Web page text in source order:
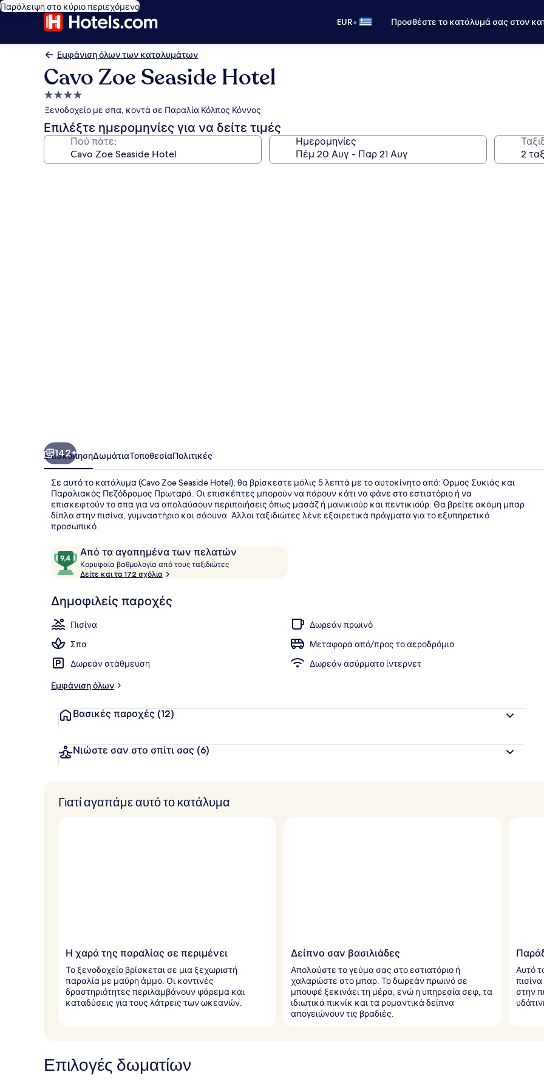
Παράλειψη στο κύριο περιεχόμενο
EUR• Προσθέστε το κατάλυμά σας στον
Εμφάνιση όλων των καταλυμάτων
Cavo Zoe Seaside Hotel
Κατάλυμα
με
4.0
αστέρια
Ξενοδοχείο με σπα, κοντά σε Παραλία Κόλπος Κόννος
Επιλέξτε ημερομηνίες για να δείτε τιμές
Πού πάτε; Ημερομηνίες
142+
ΕπισκόπησηΔωμάτιαΤοποθεσίαΠολιτικές
Σε αυτό το κατάλυμα (Cavo Zoe Seaside Hotel), θα βρίσκεστε μόλις 5 λεπτά με το αυτοκίνητο από: Όρμος Συκιάς και
Παραλιακός Πεζόδρομος Πρωταρά. Οι επισκέπτες μπορούν να πάρουν κάτι να φάνε στο εστιατόριο ή να
επισκεφτούν το σπα για να απολαύσουν περιποιήσεις όπως μασάζ ή μανικιούρ και πεντικιούρ. Θα βρείτε ακόμη μπαρ
δίπλα στην πισίνα, γυμναστήριο και σάουνα. Άλλοι ταξιδιώτες λένε εξαιρετικά πράγματα για το εξυπηρετικό
προσωπικό.
ΣχόλιαΑπό τα αγαπημένα των πελατών
9,4
στα
10,
τα
των
πελατών
Κορυφαία βαθμολογία από τους ταξιδιώτες
ο
ε
Δείτε και τα 172 σχόλια
Δημοφιλείς παροχές
Πισίνα
Δωρεάν πρωινό
Σπα
Μεταφορά από/προς το αεροδρόμιο
Δωρεάν στάθμευση
Δωρεάν ασύρματο ίντερνετ
Εμφάνιση όλων
Βασικές παροχές (12)
Νιώστε σαν στο σπίτι σας (6)
Γιατί αγαπάμε αυτό το κατάλυμα
Η χαρά της παραλίας σε περιμένει
Το ξενοδοχείο βρίσκεται σε μια ξεχωριστή
παραλία με μαύρη άμμο. Οι κοντινές
δραστηριότητες περιλαμβάνουν ψάρεμα και
καταδύσεις για τους λάτρεις των ωκεανών.
Δείπνο σαν βασιλιάδες
Απολαύστε το γεύμα σας στο εστιατόριο ή
χαλαρώστε στο μπαρ. Το δωρεάν πρωινό σε
μπουφέ ξεκινάει τη μέρα, ενώ η υπηρεσία σεφ, τα
ιδιωτικά πικνίκ και τα ρομαντικά δείπνα
απογειώνουν τις βραδιές.
Αυτό
στην
Επιλογές δωματίων